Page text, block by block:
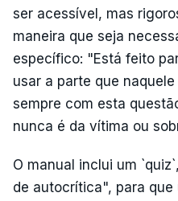
ser acessível, mas
maneira que seja
específico: "Está feito
usar a parte que
sempre com esta
nunca é da vítima ou
O manual inclui um
de autocrítica", para